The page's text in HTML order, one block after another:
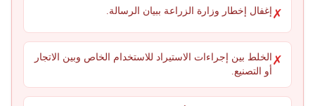
✗ إغفال إخطار وزارة الزراعة ببيان الرسالة.
✗ الخلط بين إجراءات الاستيراد للاستخدام الخاص وبين الاتجار
أو التصنيع.